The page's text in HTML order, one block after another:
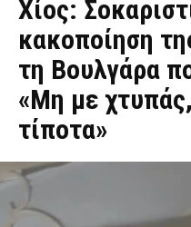
Χίος:
κακοποίηση
τη Βουλγάρα
«Μη με
τίποτα»